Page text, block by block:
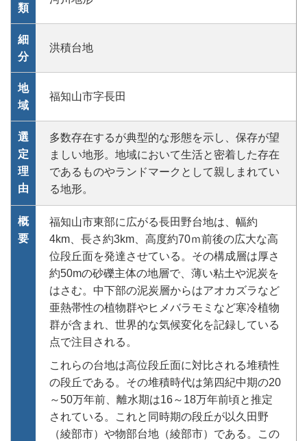
類
細
分
洪積台地
地
域
福知山市字長田
選
定
理
由
多数存在するが典型的な形態を示し、保存が望
ましい地形。地域において生活と密着した存在
であるものやランドマークとして親しまれてい
る地形。
概
要
福知山市東部に広がる長田野台地は、幅約
4km、長さ約3km、高度約70ｍ前後の広大な高
位段丘面を発達させている。その構成層は厚さ
約50mの砂礫主体の地層で、薄い粘土や泥炭を
はさむ。中下部の泥炭層からはアオカズラなど
亜熱帯性の植物群やヒメバラモミなど寒冷植物
群が含まれ、世界的な気候変化を記録している
点で注目される。
これらの台地は高位段丘面に対比される堆積性
の段丘である。その堆積時代は第四紀中期の20
～50万年前、離水期は16～18万年前頃と推定
されている。これと同時期の段丘が以久田野
（綾部市）や物部台地（綾部市）である。この